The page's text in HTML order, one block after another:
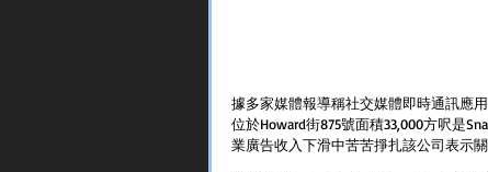
據多家媒體報導稱社交媒體即時通訊應
位於Howard街875號面積33,000方呎是
業廣告收入下滑中苦苦掙扎該公司表示